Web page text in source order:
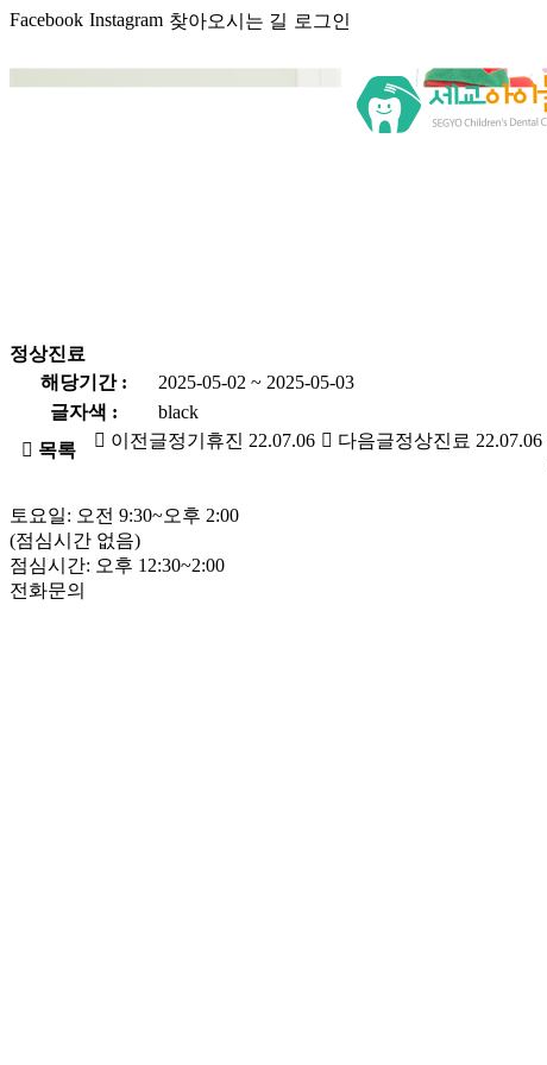
Facebook Instagram 찾아오시는 길 로그인
정상진료
해당기간 :
2025-05-02 ~ 2025-05-03
글자색 :
black
목록
이전글정기휴진 22.07.06 다음글정상진료 22.07.06
토요일: 오전 9:30~오후 2:00
(점심시간 없음)
점심시간: 오후 12:30~2:00
전화문의